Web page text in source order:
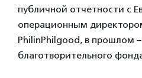
публичной отчетности с
операционным
PhilinPhilgood, в прошлом
благотворительного